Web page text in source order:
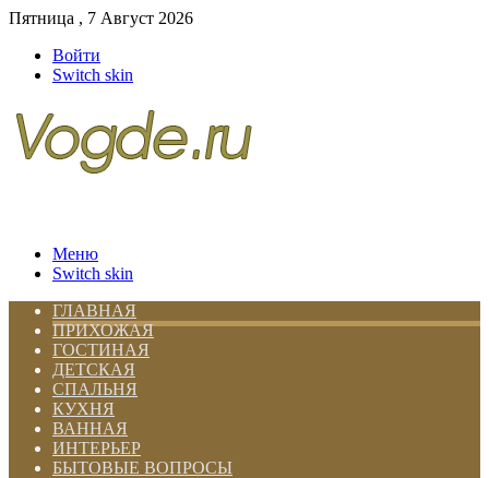
Пятница , 7 Август 2026
Войти
Switch skin
Меню
Switch skin
ГЛАВНАЯ
ПРИХОЖАЯ
ГОСТИНАЯ
ДЕТСКАЯ
СПАЛЬНЯ
КУХНЯ
ВАННАЯ
ИНТЕРЬЕР
БЫТОВЫЕ ВОПРОСЫ